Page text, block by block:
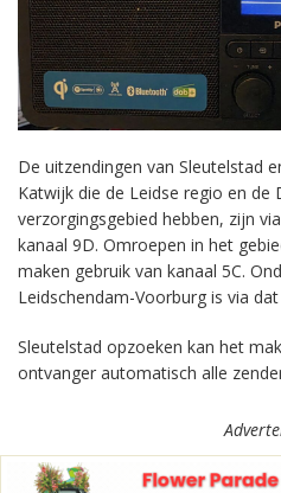
De uitzendingen van Sleutelstad
Katwijk die de Leidse regio en de
verzorgingsgebied hebben, zijn
kanaal 9D. Omroepen in het
maken gebruik van kanaal 5C.
Leidschendam-Voorburg is via
Sleutelstad opzoeken kan het
ontvanger automatisch alle